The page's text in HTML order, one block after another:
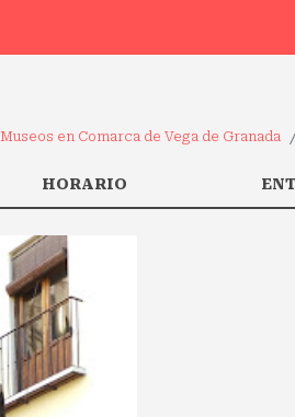
Museos en Comarca de Vega de Granada
HORARIO